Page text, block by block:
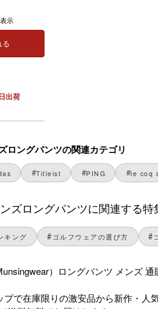
示
る
出荷
ロングパンツの関連カテゴリ
Titleist PING le coq
ズロングパンツに関連する特
キング ゴルフウェアの選び方
）ロングパンツ メンズ
で在庫限りの激安品から新作・人